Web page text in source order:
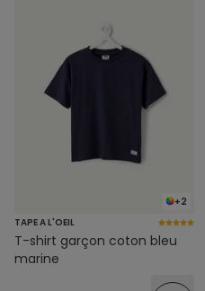
+2
TAPE A L'OEIL
T-shirt garçon coton bleu
marine